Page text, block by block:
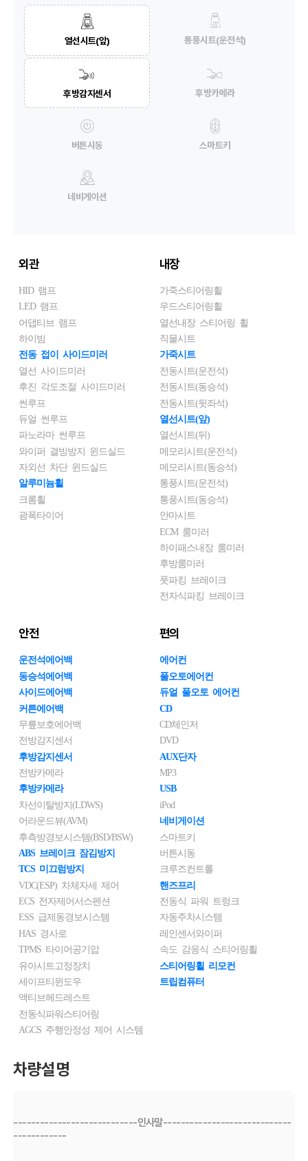
열선시트(앞) 통풍시트(운전석)
후방감지센서 후방카메라
버튼시동 스마트키
네비게이션
외관
HID 램프
LED 램프
어댑티브 램프
하이빔
전동 접이 사이드미러
열선 사이드미러
후진 각도조절 사이드미러
썬루프
듀얼 썬루프
파노라마 썬루프
와이퍼 결빙방지 윈드실드
자외선 차단 윈드실드
알루미늄휠
크롬휠
광폭타이어
내장
가죽스티어링휠
우드스티어링휠
열선내장 스티어링 휠
직물시트
가죽시트
전동시트(운전석)
전동시트(동승석)
전동시트(뒷좌석)
열선시트(앞)
열선시트(뒤)
메모리시트(운전석)
메모리시트(동승석)
통풍시트(운전석)
통풍시트(동승석)
안마시트
ECM 룸미러
하이패스내장 룸미러
후방룸미러
풋파킹 브레이크
전자식파킹 브레이크
안전
운전석에어백
동승석에어백
사이드에어백
커튼에어백
무릎보호에어백
전방감지센서
후방감지센서
전방카메라
후방카메라
차선이탈방지(LDWS)
어라운드뷰(AVM)
후측방경보시스템(BSD/BSW)
ABS 브레이크 잠김방지
TCS 미끄럼방지
VDC(ESP) 차체자세 제어
ECS 전자제어서스펜션
ESS 급제동경보시스템
HAS 경사로
TPMS 타이어공기압
유아시트고정장치
세이프티윈도우
액티브헤드레스트
전동식파워스티어링
AGCS 주행안정성 제어 시스템
편의
에어컨
풀오토에어컨
듀얼 풀오토 에어컨
CD
CD체인저
DVD
AUX단자
MP3
USB
iPod
네비게이션
스마트키
버튼시동
크루즈컨트롤
핸즈프리
전동식 파워 트렁크
자동주차시스템
레인센서와이퍼
속도 감응식 스티어링휠
스티어링휠 리모컨
트립컴퓨터
차량설명
----------------------------인사말-----------------------------
------------